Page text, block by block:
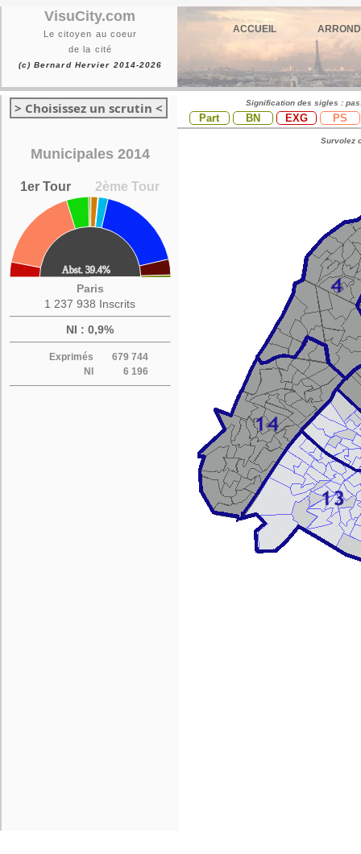
VisuCity.com
Le citoyen au coeur
de la cité
(c) Bernard Hervier 2014-2026
ACCUEIL
> Choisissez un scrutin <
Municipales 2014
1er Tour 2ème Tour
Paris
1 237 938 Inscrits
NI : 0,9%
Exprimés
679 744
NI
6 196
Signification des sigles :
Part BN EXG PS
Survolez